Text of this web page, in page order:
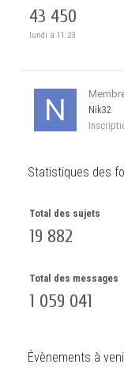
43 450
lundi à 11:23
Nik32
Statistiques des
Total des sujets
19 882
Total des messages
1 059 041
Évènements à